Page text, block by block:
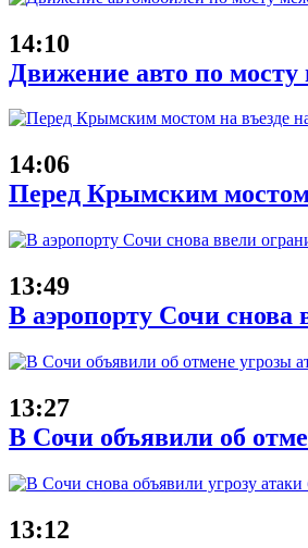
14:10
Движение авто по
14:06
Перед Крымским мостом
13:49
В аэропорту Сочи снова
13:27
В Сочи объявили об
13:12